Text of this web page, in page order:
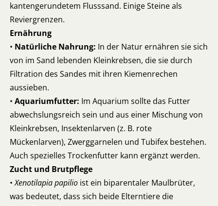
kantengerundetem Flusssand. Einige Steine als
Reviergrenzen.
Ernährung
• Natürliche Nahrung: In der Natur ernähren sie sich
von im Sand lebenden Kleinkrebsen, die sie durch
Filtration des Sandes mit ihren Kiemenrechen
aussieben.
• Aquariumfutter: Im Aquarium sollte das Futter
abwechslungsreich sein und aus einer Mischung von
Kleinkrebsen, Insektenlarven (z. B. rote
Mückenlarven), Zwerggarnelen und Tubifex bestehen.
Auch spezielles Trockenfutter kann ergänzt werden.
Zucht und Brutpflege
•Xenotilapia papilio ist ein biparentaler Maulbrüter,
was bedeutet, dass sich beide Elterntiere die